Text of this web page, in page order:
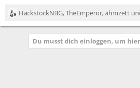
R
e
HackstockNBG,TheEmperor,ähmzett
Du musst dich einloggen, um